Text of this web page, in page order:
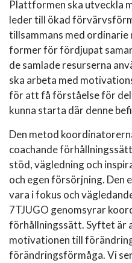
Plattformen ska utveckla
leder till ökad
tillsammans med
former för fördjupat
de samlade resurserna
ska arbeta med
för att få förståelse för
kunna starta där denne
Den metod
coachande
stöd, vägledning och
och egen försörjning. Den
vara i fokus och
7TJUGO genomsyrar
förhållningssätt. Syftet är
motivationen till
förändringsförmåga. Vi